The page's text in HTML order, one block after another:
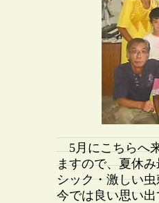
5月にこちらへ来
ますので、夏休
シック・激しい
今では良い思い